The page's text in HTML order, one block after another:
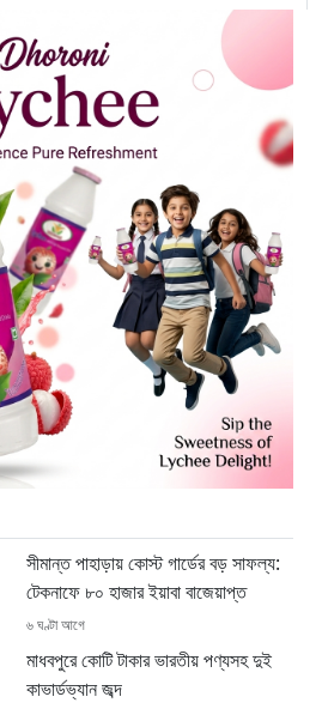
সীমান্ত পাহাড়ায় কোস্ট গার্ডের বড় সাফল্য:
টেকনাফে ৮০ হাজার ইয়াবা বাজেয়াপ্ত
৬ ঘণ্টা আগে
মাধবপুরে কোটি টাকার ভারতীয় পণ্যসহ দুই
কাভার্ডভ্যান জব্দ